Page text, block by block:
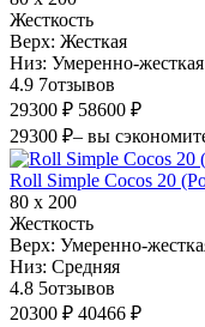
Жесткость
Верх: Жесткая
Низ: Умеренно-жесткая
4.9 7отзывов
29300 ₽ 58600 ₽
29300 ₽– вы
Roll Simple Cocos 20
80 х 200
Жесткость
Верх: Умеренно-
Низ: Средняя
4.8 5отзывов
20300 ₽ 40466 ₽